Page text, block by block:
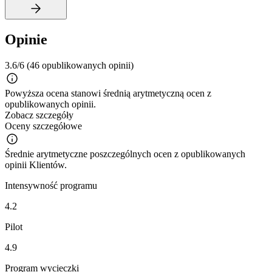
Opinie
3.6/6 (46 opublikowanych opinii)
Powyższa ocena stanowi średnią arytmetyczną ocen z
opublikowanych opinii.
Zobacz szczegóły
Oceny szczegółowe
Średnie arytmetyczne poszczególnych ocen z opublikowanych
opinii Klientów.
Intensywność programu
4.2
Pilot
4.9
Program wycieczki